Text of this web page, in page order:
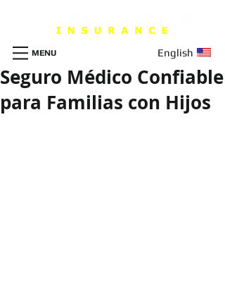
English
MENU
Seguro Médico Confiable
para Familias con Hijos